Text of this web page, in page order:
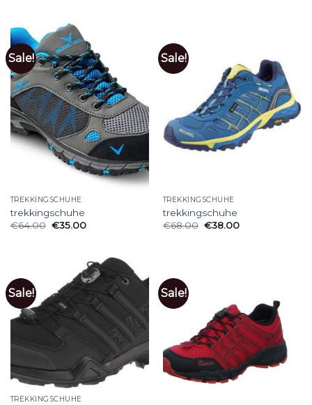
Sale!
TREKKINGSCHUHE
trekkingschuhe
€64.00 €35.00
Sale!
TREKKINGSCHUHE
trekkingschuhe
€68.00 €38.00
Sale!
TREKKINGSCHUHE
Sale!